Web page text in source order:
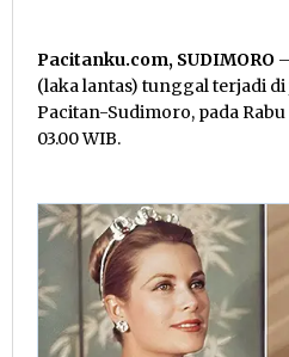
Pacitanku.com, SUDIMORO
(laka lantas) tunggal terjadi di
Pacitan-Sudimoro, pada
03.00 WIB.